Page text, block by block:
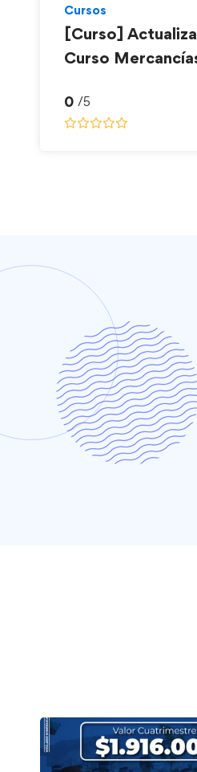
Cursos
[Curso]
Curso
0 /5